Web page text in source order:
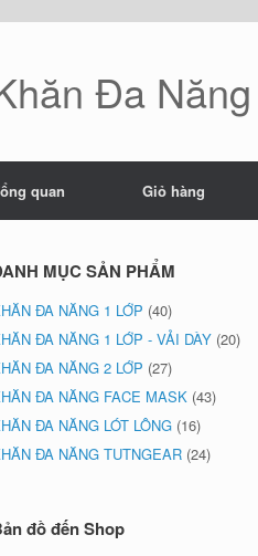
Đa
quan Giỏ hàng
MỤC SẢN PHẨM
ĐA NĂNG 1 LỚP (40)
ĐA NĂNG 1 LỚP - VẢI DÀY (20)
ĐA NĂNG 2 LỚP (27)
ĐA NĂNG FACE MASK (43)
ĐA NĂNG LÓT LÔNG (16)
ĐA NĂNG TUTNGEAR (24)
đồ đến Shop